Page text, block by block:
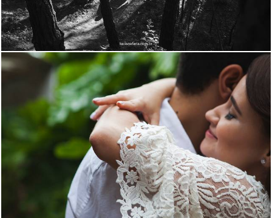
3705 96